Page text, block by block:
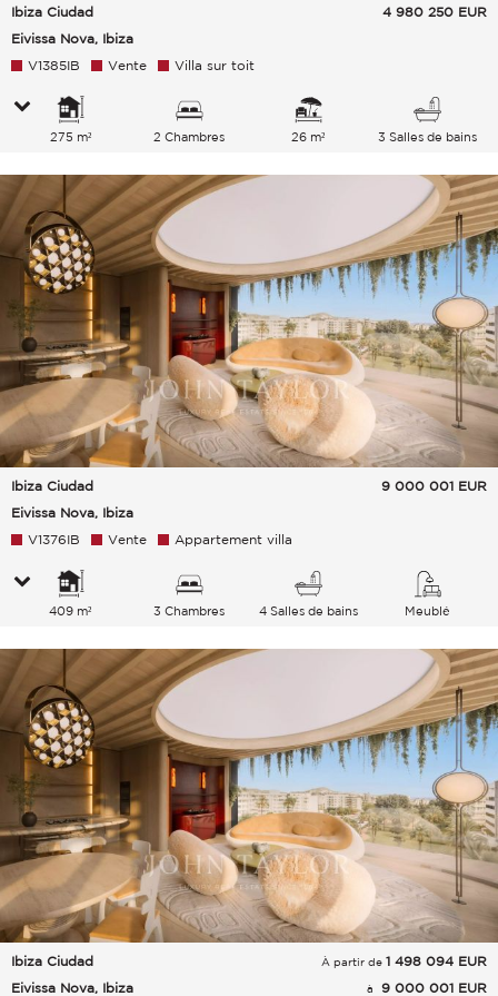
Ibiza Ciudad
Eivissa Nova, Ibiza
4 980 250 EUR
V1385IB Vente Villa sur toit
275 m² 2 Chambres 26 m² 3 Salles de bains
Ibiza Ciudad
Eivissa Nova, Ibiza
9 000 001 EUR
V1376IB Vente Appartement villa
409 m² 3 Chambres 4 Salles de bains Meublé
Ibiza Ciudad
Eivissa Nova, Ibiza
À partir de 1 498 094 EUR
à
9 000 001 EUR